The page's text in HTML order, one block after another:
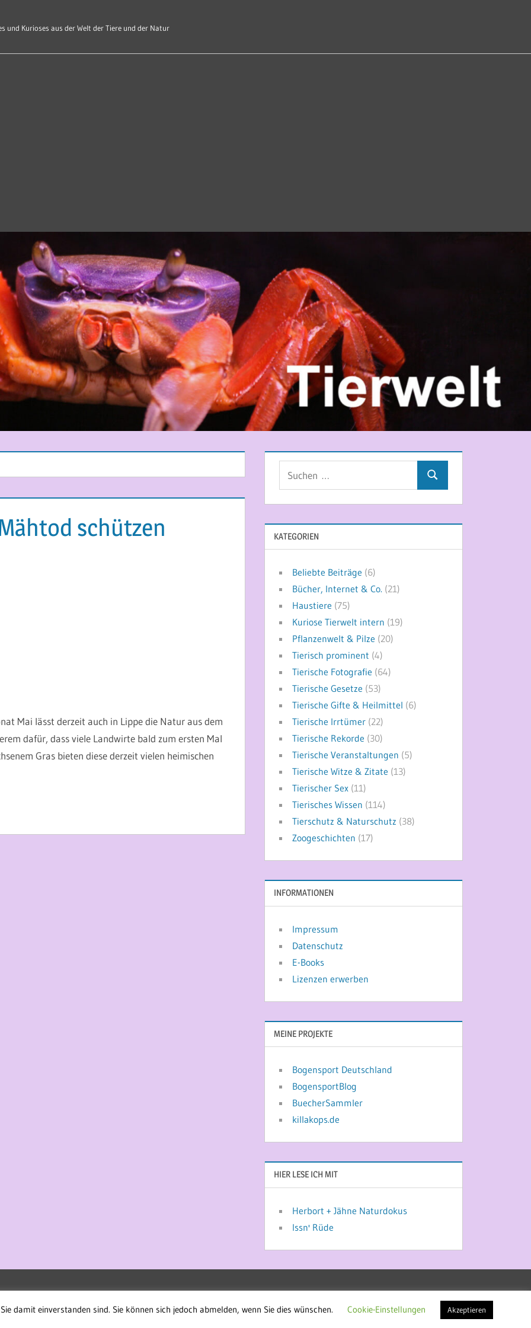
und Kurioses aus der Welt der Tiere und der Natur
schützen
Mai lässt derzeit auch in Lippe die Natur aus dem
dafür, dass viele Landwirte bald zum ersten Mal
Gras bieten diese derzeit vielen heimischen
Suchen
KATEGORIEN
Beliebte Beiträge (6)
Bücher, Internet & Co. (21)
Haustiere (75)
Kuriose Tierwelt intern (19)
Pflanzenwelt & Pilze (20)
Tierisch prominent (4)
Tierische Fotografie (64)
Tierische Gesetze (53)
Tierische Gifte & Heilmittel (6)
Tierische Irrtümer (22)
Tierische Rekorde (30)
Tierische Veranstaltungen (5)
Tierische Witze & Zitate (13)
Tierischer Sex (11)
Tierisches Wissen (114)
Tierschutz & Naturschutz (38)
Zoogeschichten (17)
INFORMATIONEN
Impressum
Datenschutz
E-Books
Lizenzen erwerben
MEINE PROJEKTE
Bogensport Deutschland
BogensportBlog
BuecherSammler
killakops.de
HIER LESE ICH MIT
Herbort + Jähne Naturdokus
Issn' Rüde
damit einverstanden sind. Sie können sich jedoch abmelden, wenn Sie dies wünschen.
Cookie-Einstellungen Akzeptieren